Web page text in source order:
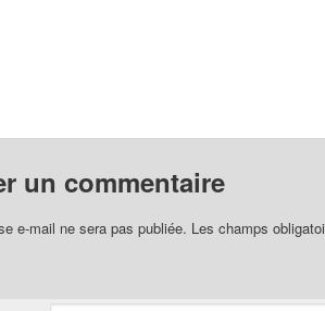
un commentaire
e-mail ne sera pas publiée. Les champs